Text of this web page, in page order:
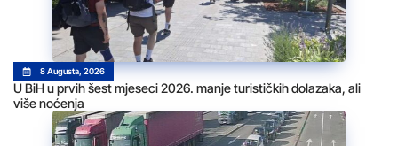
8 Augusta, 2026
U BiH u prvih šest mjeseci 2026. manje turističkih dolazaka, ali
više noćenja